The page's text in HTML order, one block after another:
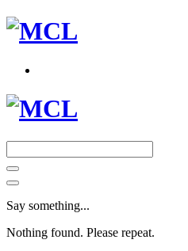
Say something...
Nothing found. Please repeat.